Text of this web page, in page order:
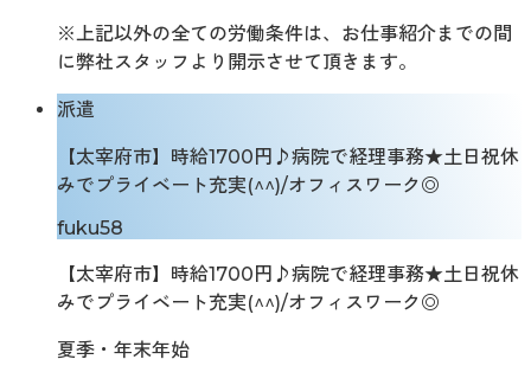
※上記以外の全ての労働条件は、お仕事紹介までの間
に弊社スタッフより開示させて頂きます。
派遣
【太宰府市】時給1700円♪病院で経理事務★土日祝休
みでプライベート充実(^^)/オフィスワーク◎
fuku58
【太宰府市】時給1700円♪病院で経理事務★土日祝休
みでプライベート充実(^^)/オフィスワーク◎
夏季・年末年始